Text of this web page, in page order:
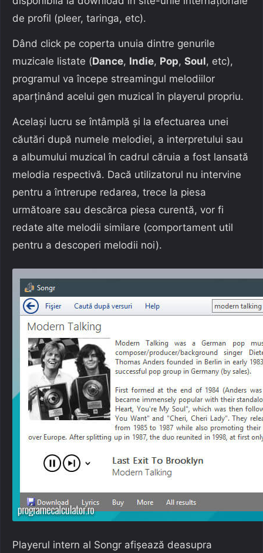
de profil (pleer, taringa, etc).
Dând click pe coperta unuia dintre genurile
muzicale listate (Dance, Indie, Pop, Soul, etc),
programul va începe streamingul melodiilor
aparținând acelui gen muzical în playerul propriu.
Același lucru se întâmplă și la efectuarea unei
căutări după numele melodiei, a interpretului sau
a albumului muzical în cadrul căruia a fost lansată
melodia respectivă. Dacă utilizatorul nu intervine
pentru a întrerupe redarea, trece la piesa
următoare sau descărca piesa curentă, vor fi
redate alte melodii similare (comportament util
pentru a descoperi melodii noi).
Playerul intern al Songr afișează deasupra